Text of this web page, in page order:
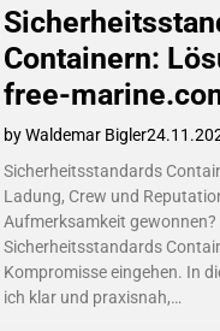
Containern:
free-
by Waldemar Bigler
Sicherheitsstandards
Ladung, Crew und
Aufmerksamkeit gewonnen?
Sicherheitsstandards
Kompromisse eingehen. In
ich klar und praxisnah,…